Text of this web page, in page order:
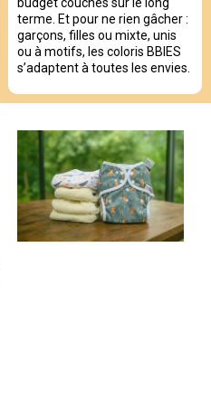
terme. Et pour ne rien gâcher :
garçons, filles ou mixte, unis
ou à motifs, les coloris BBIES
s’adaptent à toutes les envies.